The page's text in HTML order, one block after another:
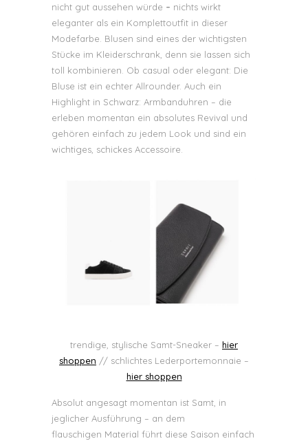
nicht gut aussehen würde – nichts wirkt
eleganter als ein Komplettoutfit in dieser
Modefarbe. Blusen sind eines der wichtigsten
Stücke im Kleiderschrank, denn sie lassen sich
toll kombinieren. Ob casual oder elegant: Die
Bluse ist ein echter Allrounder. Auch ein
Highlight in Schwarz: Armbanduhren – die
erleben momentan ein absolutes Revival und
gehören einfach zu jedem Look und sind ein
wichtiges, schickes Accessoire.
trendige, stylische Samt-Sneaker – hier
shoppen // schlichtes Lederportemonnaie –
hier shoppen
Absolut angesagt momentan ist Samt, in
jeglicher Ausführung – an dem
flauschigen Material führt diese Saison einfach